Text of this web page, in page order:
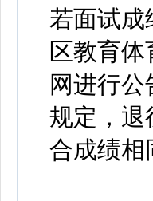
若面试成
区教育
网进行
规定，退
合成绩相